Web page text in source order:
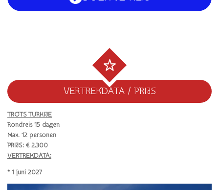
VERTREKDATA / PRIJS
TROTS TURKIJE
Rondreis 15 dagen
Max. 12 personen
PRIJS: € 2.300
VERTREKDATA:
* 1 juni 2027